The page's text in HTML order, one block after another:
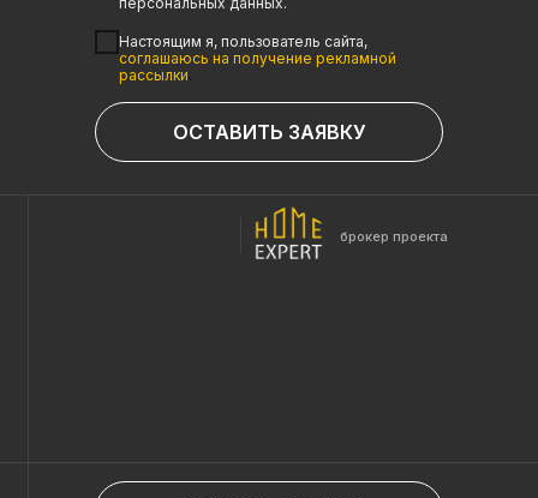
Настоящим я, пользователь сайта,
соглашаюсь на получение рекламной
рассылки.
ОСТАВИТЬ ЗАЯВКУ
брокер проекта